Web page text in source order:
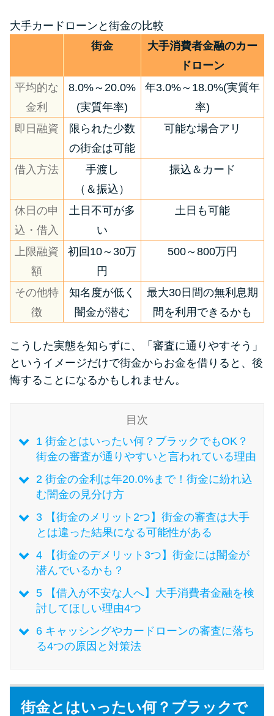
特集ページ
リボ払いをそのまま払いきると
カードローンの見直しで40万円
得した話
最速！最短40分で借りられるカ
ードローン
特集ページ一覧
種類や特徴で探す
銀行カードローンを選ぶべき4つ
の理由
無利息期間を利用して利息0円で
お金を借りる3つのポイント
今月の家賃払えない…2ヵ月目に
は解決しないと危険な理由と対
処法3つ
家賃払えないが強制退去は避け
法2選
街金とは？絶対審査通る？借金
に悩む人へ街金をおすすめしな
い理由
やシステムをカードローンと比
較
大手カードローンと街金の比較
街金
大手消費者金融のカー
ドローン
平均的な
金利
8.0%～20.0%
(実質年率)
年3.0%～18.0%(実質年
率)
即日融資
限られた少数
の街金は可能
可能な場合アリ
借入方法
手渡し
（＆振込）
振込＆カード
休日の申
込・借入
土日不可が多
い
土日も可能
上限融資
額
初回10～30万
円
500～800万円
その他特
徴
知名度が低く
闇金が潜む
最大30日間の無利息期
間を利用できるかも
こうした実態を知らずに、「審査に通りやすそう」
というイメージだけで街金からお金を借りると、後
悔することになるかもしれません。
目次
1街金とはいったい何？ブラックでもOK？
街金の審査が通りやすいと言われている理由
2街金の金利は年20.0%まで！街金に紛れ込
む闇金の見分け方
3【街金のメリット2つ】街金の審査は大手
とは違った結果になる可能性がある
4【街金のデメリット3つ】街金には闇金が
潜んでいるかも？
5【借入が不安な人へ】大手消費者金融を検
討してほしい理由4つ
6キャッシングやカードローンの審査に落ち
る4つの原因と対策法
街金とはいったい何？ブラックで